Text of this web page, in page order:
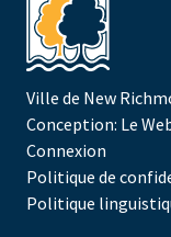
Ville de New
Conception: Le
Connexion
Politique de
Politique